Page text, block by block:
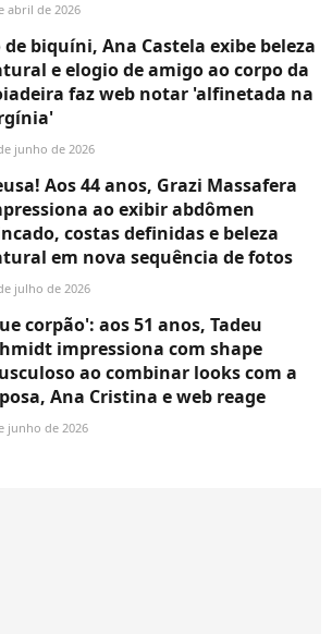
abril de 2026
de biquíni, Ana Castela exibe beleza
e elogio de amigo ao corpo da
faz web notar 'alfinetada na
junho de 2026
Aos 44 anos, Grazi Massafera
ao exibir abdômen
costas definidas e beleza
em nova sequência de fotos
julho de 2026
corpão': aos 51 anos, Tadeu
impressiona com shape
ao combinar looks com a
Ana Cristina e web reage
junho de 2026